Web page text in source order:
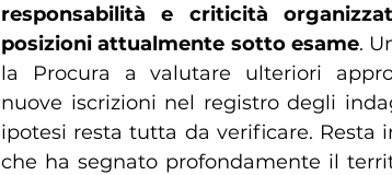
responsabilità e criticità
posizioni attualmente sotto esame.
la Procura a valutare ulteriori
nuove iscrizioni nel registro degli
ipotesi resta tutta da verificare. Resta
che ha segnato profondamente il